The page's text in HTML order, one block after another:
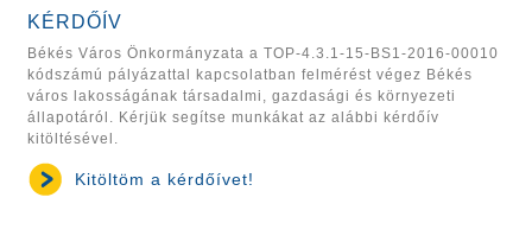
KÉRDŐÍV
Békés Város Önkormányzata a TOP-4.3.1-15-BS1-2016-00010
kódszámú pályázattal kapcsolatban felmérést végez Békés
város lakosságának társadalmi, gazdasági és környezeti
állapotáról. Kérjük segítse munkákat az alábbi kérdőív
kitöltésével.
Kitöltöm a kérdőívet!